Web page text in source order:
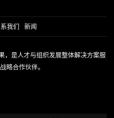
我们 新闻
，是人才与组织发展整体解决方案服
略合作伙伴。